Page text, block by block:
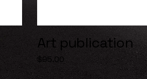
Art publication
$95.00